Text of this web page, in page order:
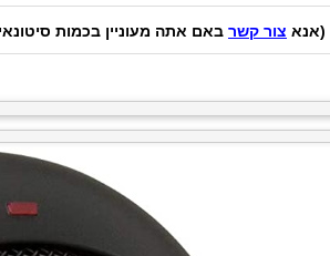
(אנא צור קשר באם אתה מעוניין בכמות